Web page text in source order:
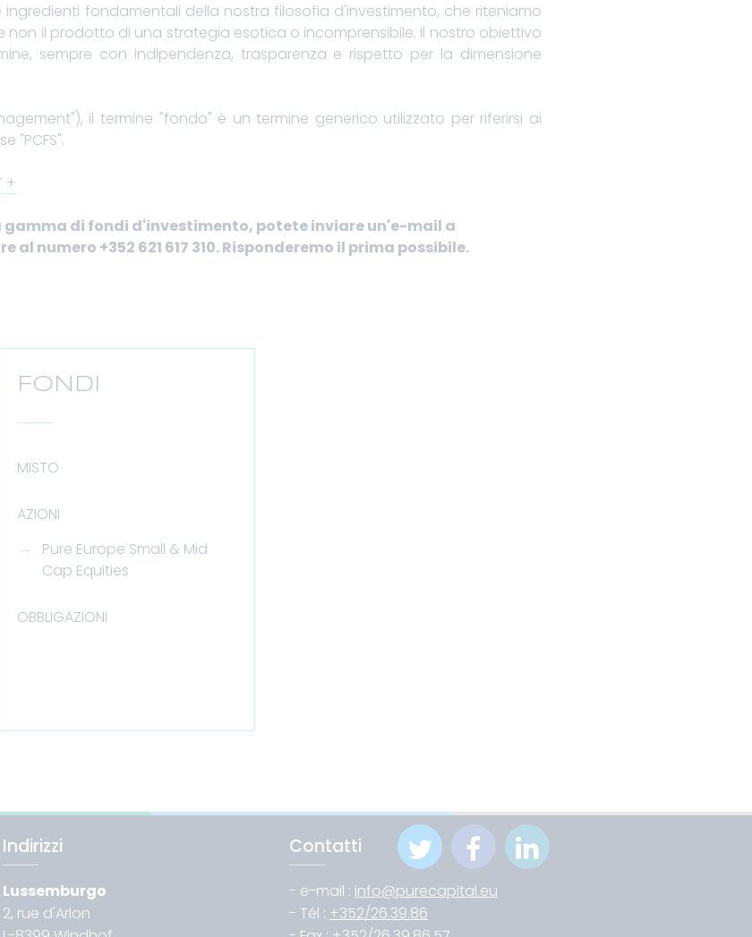
fondamentali della nostra filosofia d'investimento, che riteniamo
il prodotto di una strategia esotica o incomprensibile. Il nostro obiettivo
sempre con indipendenza, trasparenza e rispetto per la dimensione
il termine "fondo" è un termine generico utilizzato per riferirsi ai
"PCFS".
di fondi d'investimento, potete inviare un'e-mail a
al numero +352 621 617 310. Risponderemo il prima possibile.
FONDI
MISTO
AZIONI
Pure Europe Small & Mid
Cap Equities
OBBLIGAZIONI
Indirizzi
Lussemburgo
2, rue d'Arlon
Contatti
- e-mail : info@purecapital.eu
- Tél : +352/26.39.86